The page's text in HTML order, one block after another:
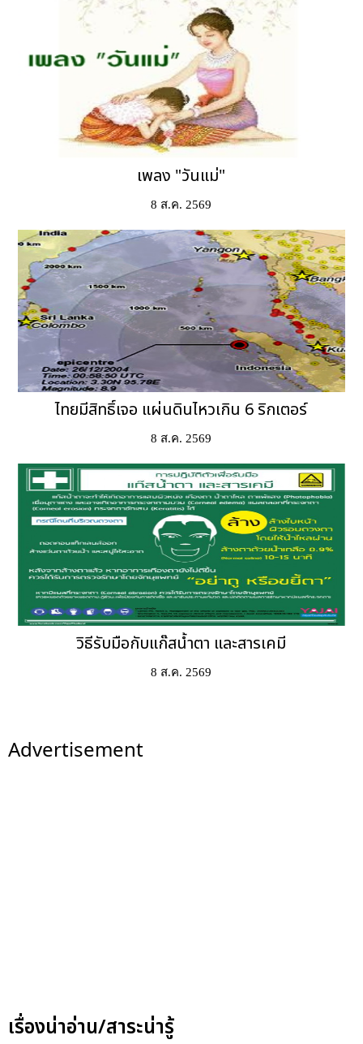
เพลง "วันแม่"
8 ส.ค. 2569
ไทยมีสิทธิ์เจอ แผ่นดินไหวเกิน 6 ริกเตอร์
8 ส.ค. 2569
วิธีรับมือกับแก๊สน้ำตา และสารเคมี
8 ส.ค. 2569
Advertisement
เรื่องน่าอ่าน/สาระน่ารู้